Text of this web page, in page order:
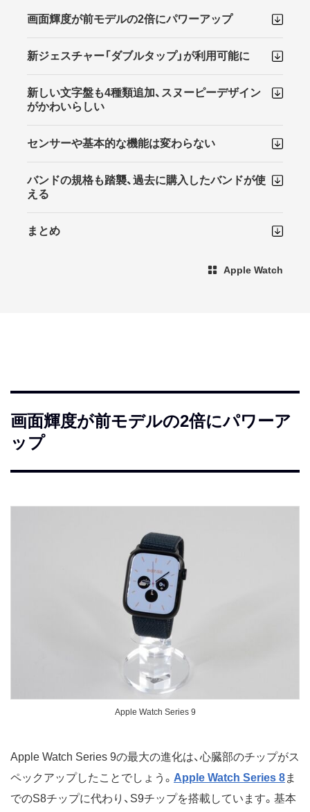
画面輝度が前モデルの2倍にパワーアップ
新ジェスチャー「ダブルタップ」が利用可能に
新しい文字盤も4種類追加、スヌーピーデザイン
がかわいらしい
センサーや基本的な機能は変わらない
バンドの規格も踏襲、過去に購入したバンドが使
える
まとめ
Apple Watch
画面輝度が前モデルの2倍にパワーア
ップ
Apple Watch Series 9
Apple Watch Series 9の最大の進化は、心臓部のチップがス
ペックアップしたことでしょう。 Apple Watch Series 8ま
でのS8チップに代わり、S9チップを搭載しています。基本